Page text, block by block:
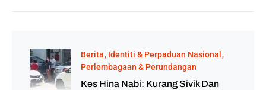
Berita Identiti & Perpaduan Nasional
Perlembagaan & Perundangan
Kes Hina Nabi: Kurang Sivik Dan